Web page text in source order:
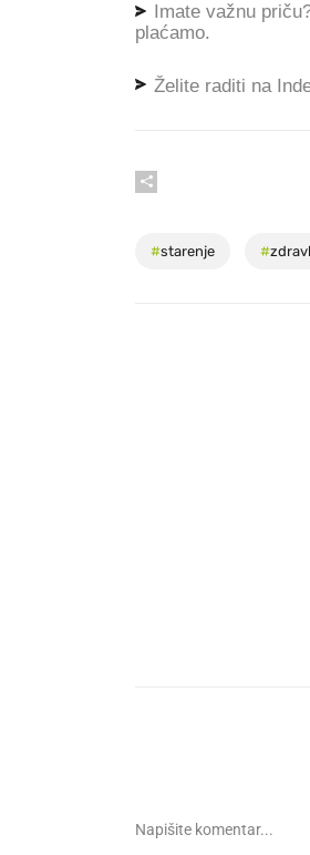
Imate važnu
plaćamo.
Želite raditi na
#starenje #